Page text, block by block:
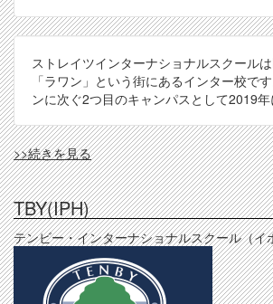
ストレイツインターナショナルスクール
「ラワン」という街にあるインター校で
ンに次ぐ2つ目のキャンパスとして2019年
STIS
の
>>続きを見る
TBY(IPH)
テンビー・インターナショナルスクール（イ